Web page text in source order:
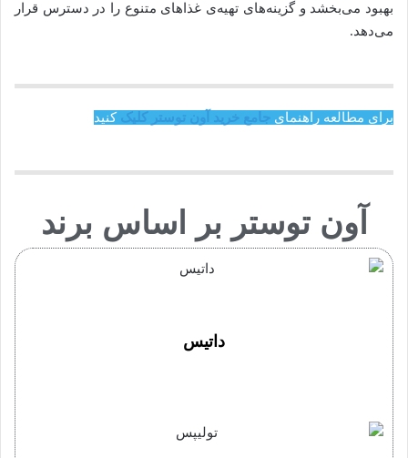
بهبود می‌بخشد و گزینه‌های تهیه‌ی غذاهای متنوع را در دسترس قرار
می‌دهد.
برای مطالعه راهنمای جامع خرید آون توستر کلیک کنید
آون توستر بر اساس برند
داتیس